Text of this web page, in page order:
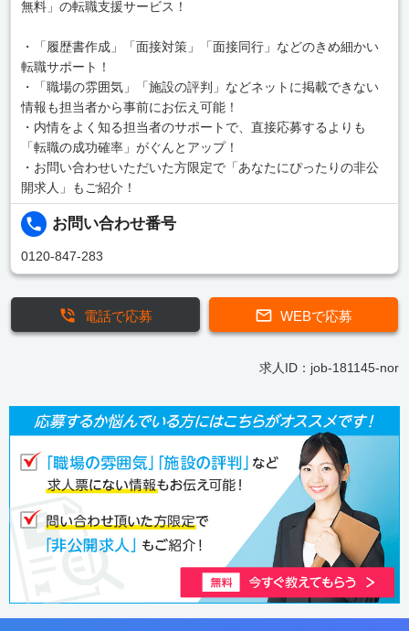
無料」の転職支援サービス！
・「履歴書作成」「面接対策」「面接同行」などのきめ細かい
転職サポート！
・「職場の雰囲気」「施設の評判」などネットに掲載できない
情報も担当者から事前にお伝え可能！
・内情をよく知る担当者のサポートで、直接応募するよりも
「転職の成功確率」がぐんとアップ！
・お問い合わせいただいた方限定で「あなたにぴったりの非公
開求人」もご紹介！
お問い合わせ番号
0120-847-283
WEBで応募
電話で応募
求人ID：job-181145-nor